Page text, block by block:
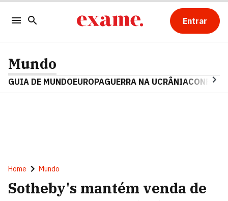
Entrar
Mundo
GUIA DE MUNDOEUROPAGUERRA NA UCRÂNIA
Home Mundo
Sotheby's mantém venda de